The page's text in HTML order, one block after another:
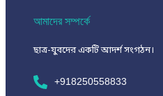
আমাদের সম্পর্কে
ছাত্র-যুবদের একটি আদর্শ সংগঠন।
+918250558833